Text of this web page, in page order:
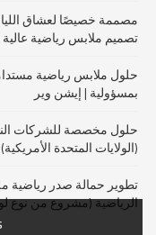
مصممة خصيصًا لعشاق
تصميم ملابس رياضية عالية
حلول ملابس رياضية
بمسؤولية | إيشن وير
حلول مخصصة للشركات
(الولايات المتحدة الأمريكية)
تطوير حمالة صدر رياضية
الرياضية (مشروع من نوع